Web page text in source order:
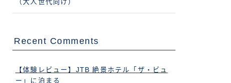
（大人世代向け）
Recent Comments
【体験レビュー】JTB 絶景ホテル「ザ・ビュ
ー」に泊まる